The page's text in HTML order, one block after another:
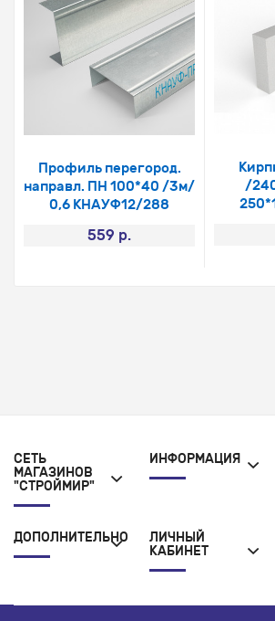
Профиль перегород.
направл. ПН 100*40 /3м/
0,6 КНАУФ12/288
559 р.
/
СЕТЬ
МАГАЗИНОВ
"СТРОЙМИР"
ИНФОРМАЦИЯ
ДОПОЛНИТЕЛЬНО
ЛИЧНЫЙ
КАБИНЕТ